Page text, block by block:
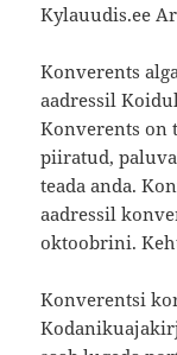
Kylauudis.ee
Konverents
aadressil
Konverents on
piiratud,
teada anda.
aadressil
oktoobrini.
Konverentsi